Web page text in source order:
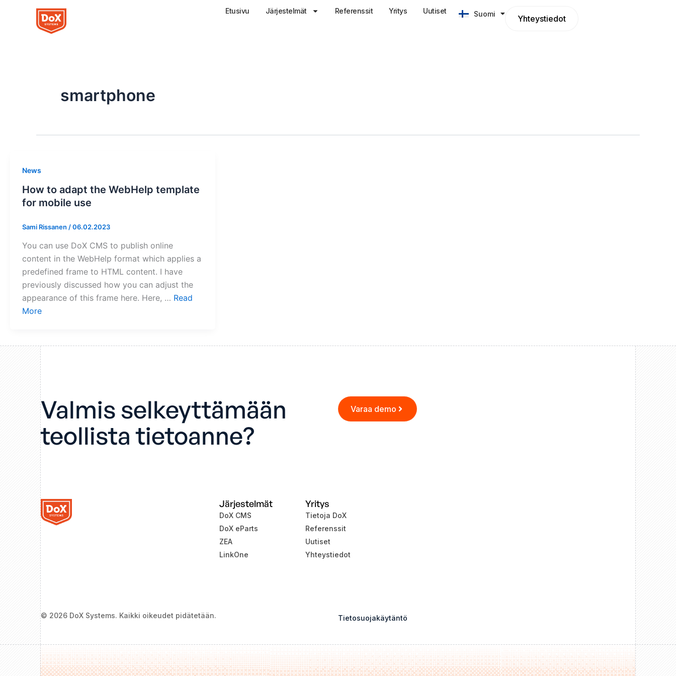
Etusivu Järjestelmät Referenssit Yritys Uutiset Suomi
English Yhteystiedot
smartphone
News
How to adapt the WebHelp template
for mobile use
Sami Rissanen /06.02.2023
You can use DoX CMS to publish online
content in the WebHelp format which applies a
predefined frame to HTML content. I have
previously discussed how you can adjust the
appearance of this frame here. Here, … Read
More
Valmis selkeyttämään
teollista tietoanne?
Varaa demo
Järjestelmät
DoX CMS
DoX eParts
ZEA
LinkOne
Yritys
Tietoja DoX
Referenssit
Uutiset
Yhteystiedot
© 2026 DoX Systems. Kaikki oikeudet pidätetään. Tietosuojakäytäntö